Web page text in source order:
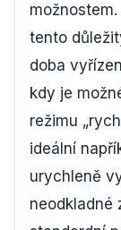
tento
doba
kdy je
režimu
ideální
urychleně
neodkladné